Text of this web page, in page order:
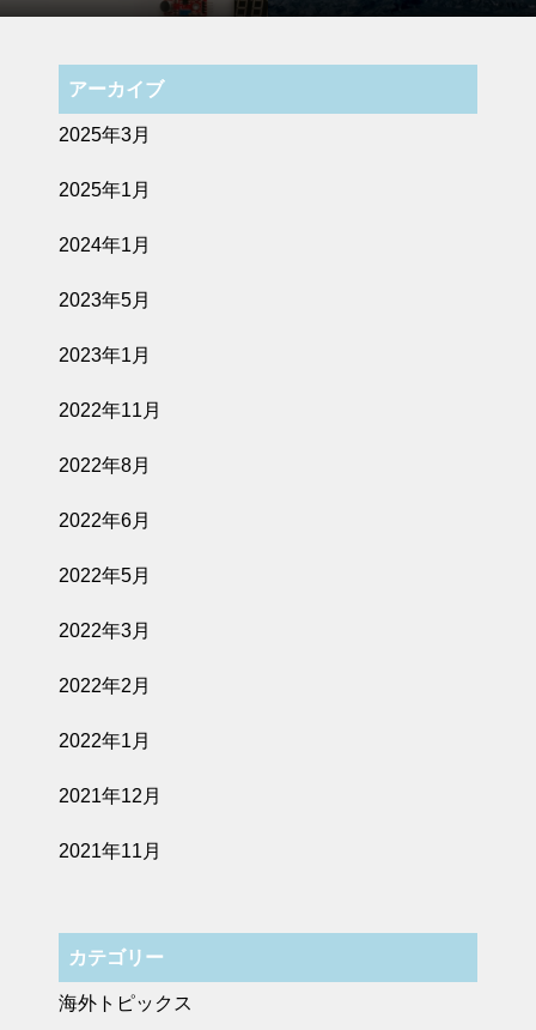
アーカイブ
2025年3月
2025年1月
2024年1月
2023年5月
2023年1月
2022年11月
2022年8月
2022年6月
2022年5月
2022年3月
2022年2月
2022年1月
2021年12月
2021年11月
カテゴリー
海外トピックス